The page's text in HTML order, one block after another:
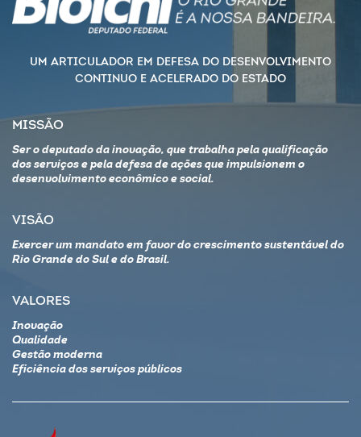
UM ARTICULADOR EM DEFESA DO DESENVOLVIMENTO
CONTINUO E ACELERADO DO ESTADO
MISSÃO
Ser o deputado da inovação, que trabalha pela qualificação
dos serviços e pela defesa de ações que impulsionem o
desenvolvimento econômico e social.
VISÃO
Exercer um mandato em favor do crescimento sustentável do
Rio Grande do Sul e do Brasil.
VALORES
Inovação
Qualidade
Gestão moderna
Eficiência dos serviços públicos